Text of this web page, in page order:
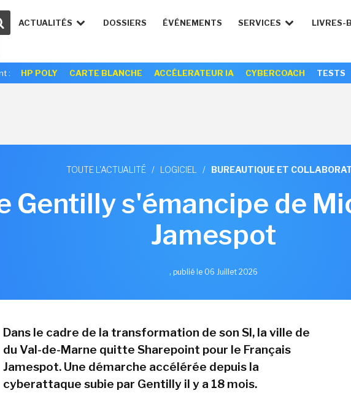
ACTUALITÉS DOSSIERS ÉVÉNEMENTS SERVICES LIVRES-
: HP POLY CARTE BLANCHE ACCÉLERATEUR IA CYBERCOACH TESTS
TOUTE L'ACTUALITÉ / LOGICIEL / BUREAUTIQUE ET
Gentilly s'émancipe de
Jamespot
, publié le 06 Juillet 2026
Dans le cadre de la transformation de son SI, la ville de
du Val-de-Marne quitte Sharepoint pour le Français
Jamespot. Une démarche accélérée depuis la
cyberattaque subie par Gentilly il y a 18 mois.